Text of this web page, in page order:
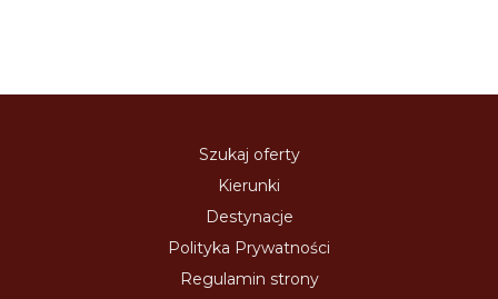
Szukaj oferty
Kierunki
Destynacje
Polityka Prywatności
Regulamin strony